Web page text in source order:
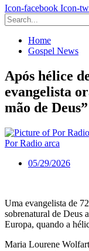
Icon-facebook Icon-
Home
Gospel News
Após hélice
evangelista
mão de Deus”
Por Radio arca
05/29/2026
Uma evangelista de
sobrenatural de Deus
Europa, quando a
Maria Lourene